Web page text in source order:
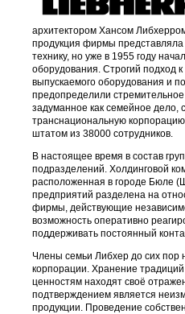
архитектором Хансом
продукция фирмы
технику, но уже в 1955 году
оборудования. Строгий подход
выпускаемого оборудования и
предопределили
задуманное как семейное дело,
транснациональную
штатом из 38000 сотрудников.
В настоящее время в состав
подразделений. Холдинговой
расположенная в городе Бюле
предприятий разделена на
фирмы, действующие
возможность оперативно
поддерживать постоянный
Члены семьи Либхер до сих пор
корпорации. Хранение
ценностям находят своё
подтверждением является
продукции. Проведение